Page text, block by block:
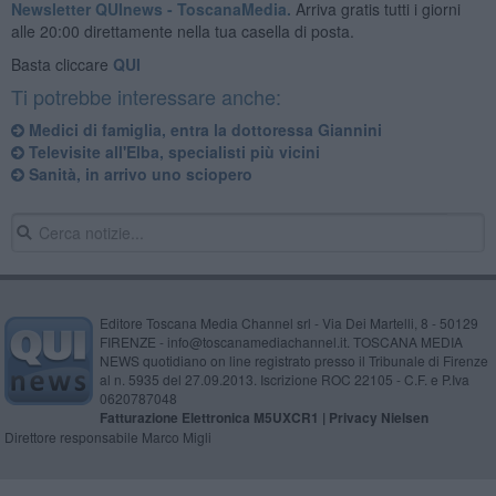
Newsletter QUInews - ToscanaMedia. Arriva gratis tutti i giorni
alle 20:00 direttamente nella tua casella di posta.
Basta cliccare QUI
Ti potrebbe interessare anche:
Medici di famiglia, entra la dottoressa Giannini
Televisite all'Elba, specialisti più vicini
Sanità, in arrivo uno sciopero
Editore Toscana Media Channel srl - Via Dei Martelli, 8 - 50129
FIRENZE - info@toscanamediachannel.it. TOSCANA MEDIA
NEWS quotidiano on line registrato presso il Tribunale di Firenze
al n. 5935 del 27.09.2013. Iscrizione ROC 22105 - C.F. e P.Iva
0620787048
Fatturazione Elettronica M5UXCR1 | Privacy Nielsen
Direttore responsabile Marco Migli